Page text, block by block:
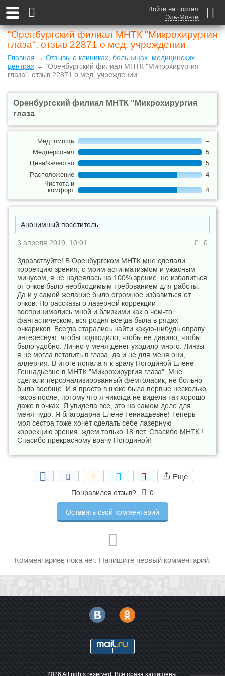
Войти на портал
Эль-Монте
"Оренбургский филиал МНТК "Микрохирургия
глаза", отзыв 22871 о мед. учреждении
Главная → Отзывы о клиниках, больницах, медицинских
центрах → "Оренбургский филиал МНТК "Микрохирургия
глаза", отзыв 22871 о мед. учреждении
Оренбургский филиал МНТК "Микрохирургия
глаза
Медпомощь
–
Медперсонал
5
Цена/качество
5
Расположение
4
Чистота и
комфорт
4
Анонимный посетитель
0
3 апреля 2019, 10:01
Здравствуйте! В Оренбургском МНТК мне сделали
коррекцию зрения, с моим астигматизмом и ужасным
минусом, я не надеялась на 100% зрение, но избавиться
от очков было необходимым требованием для работы.
Да и у самой желание было огромное избавиться от
очков. Но рассказы о лазерной коррекции
воспринимались мной и близкими как о чем-то
фантастическом, вся родня всегда была в рядах
очкариков. Всегда старались найти какую-нибудь оправу
интересную, чтобы подходило, чтобы не давило, чтобы
было удобно. Лично у меня денег уходило много. Линзы
я не могла вставить в глаза, да и не для меня они,
аллергия. В итоге попала я к врачу Погодиной Елене
Геннадьевне в МНТК "Микрохирургия глаза". Мне
сделали персонализированный фемтоласик, не больно
было вообще. И я просто в шоке была первые несколько
часов после, потому что я никогда не видела так хорошо
даже в очках. Я увидела все, это на самом деле для
меня чудо. Я благодарна Елене Геннадьевне! Теперь
моя сестра тоже хочет сделать себе лазерную
коррекцию зрения, ждем только 18 лет. Спасибо МНТК !
Спасибо прекрасному врачу Погодиной!
Еще
Понравился отзыв? 0
Оставить свой комментарий
Комментариев пока нет. Напишите первый комментарий.
2026 All rights reserved. Все права защищены.